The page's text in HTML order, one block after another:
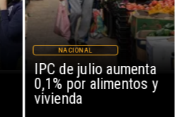
Joaquín Lavín León
sale en silencio tras
revocación de medida
NACIONAL